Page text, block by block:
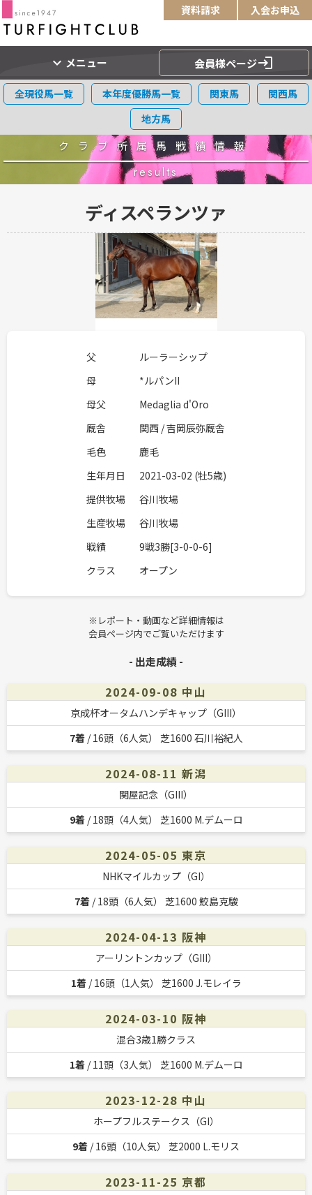
資料請求 入会お申込
expand_more メニュー 会員様ページlogin
全現役馬一覧 本年度優勝馬一覧 関東馬
関西馬
地方馬
クラブ所属馬戦績情報
results
ディスペランツァ
父
ルーラーシップ
母
*ルパンII
母父
Medaglia d'Oro
厩舎
関西 / 吉岡辰弥厩舎
毛色
鹿毛
生年月日
2021-03-02 (牡5歳)
提供牧場
谷川牧場
生産牧場
谷川牧場
戦績
9戦3勝[3-0-0-6]
クラス
オープン
※レポート・動画など詳細情報は
会員ページ内でご覧いただけます
- 出走成績 -
2024-09-08 中山
京成杯オータムハンデキャップ（GIII）
7着/ 16頭（6人気） 芝1600 石川裕紀人
2024-08-11 新潟
関屋記念（GIII）
9着/ 18頭（4人気） 芝1600 M.デムーロ
2024-05-05 東京
NHKマイルカップ（GI）
7着/ 18頭（6人気） 芝1600 鮫島克駿
2024-04-13 阪神
アーリントンカップ（GIII）
1着/ 16頭（1人気） 芝1600 J.モレイラ
2024-03-10 阪神
混合3歳1勝クラス
1着/ 11頭（3人気） 芝1600 M.デムーロ
2023-12-28 中山
ホープフルステークス（GI）
9着 / 16頭（10人気） 芝2000 L.モリス
2023-11-25 京都